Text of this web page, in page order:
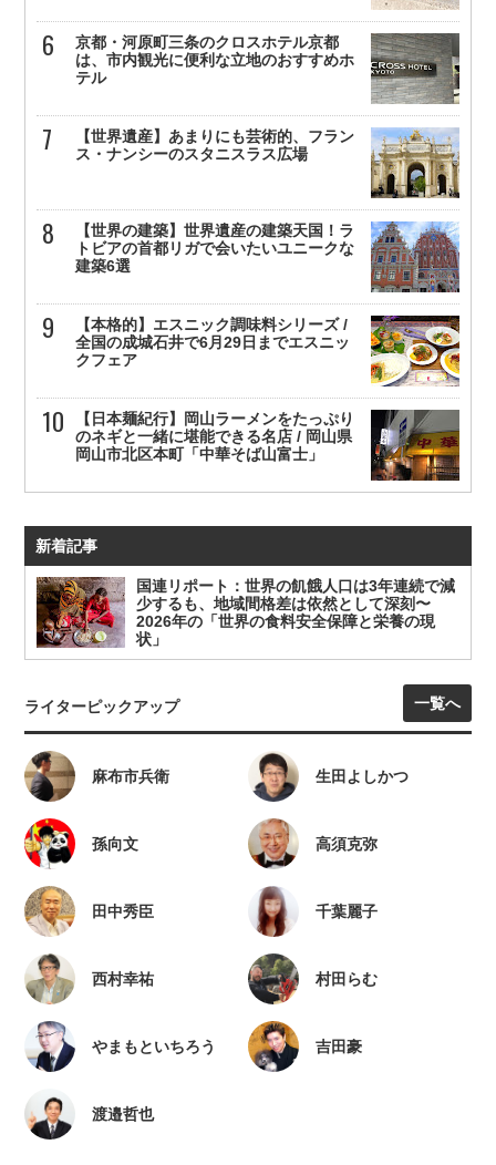
京都・河原町三条のクロスホテル京都
は、市内観光に便利な立地のおすすめホ
テル
【世界遺産】あまりにも芸術的、フラン
ス・ナンシーのスタニスラス広場
【世界の建築】世界遺産の建築天国！ラ
トビアの首都リガで会いたいユニークな
建築6選
【本格的】エスニック調味料シリーズ /
全国の成城石井で6月29日までエスニッ
クフェア
【日本麺紀行】岡山ラーメンをたっぷり
のネギと一緒に堪能できる名店 / 岡山県
岡山市北区本町「中華そば山富士」
新着記事
国連リポート：世界の飢餓人口は3年連続で減
少するも、地域間格差は依然として深刻〜
2026年の「世界の食料安全保障と栄養の現
状」
ライターピックアップ 一覧へ
麻布市兵衛 生田よしかつ
孫向文 高須克弥
田中秀臣 千葉麗子
西村幸祐 村田らむ
やまもといちろう 吉田豪
渡邉哲也